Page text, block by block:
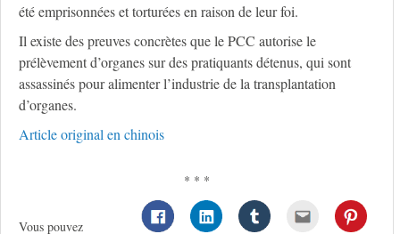
été emprisonnées et torturées en raison de leur foi.
Il existe des preuves concrètes que le PCC autorise le
prélèvement d’organes sur des pratiquants détenus, qui sont
assassinés pour alimenter l’industrie de la transplantation
d’organes.
Article original en chinois
* * *
Vous pouvez